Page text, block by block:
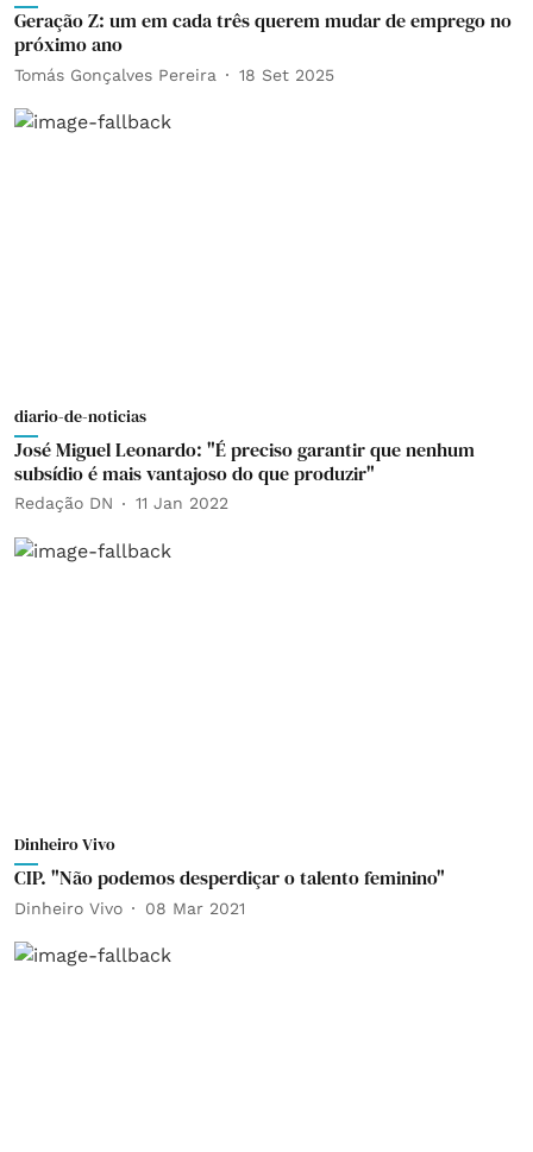
Geração Z: um em cada três querem mudar de emprego no
próximo ano
Tomás Gonçalves Pereira 18 Set 2025
diario-de-noticias
José Miguel Leonardo: "É preciso garantir que nenhum
subsídio é mais vantajoso do que produzir"
Redação DN 11 Jan 2022
Dinheiro Vivo
CIP. "Não podemos desperdiçar o talento feminino"
Dinheiro Vivo 08 Mar 2021